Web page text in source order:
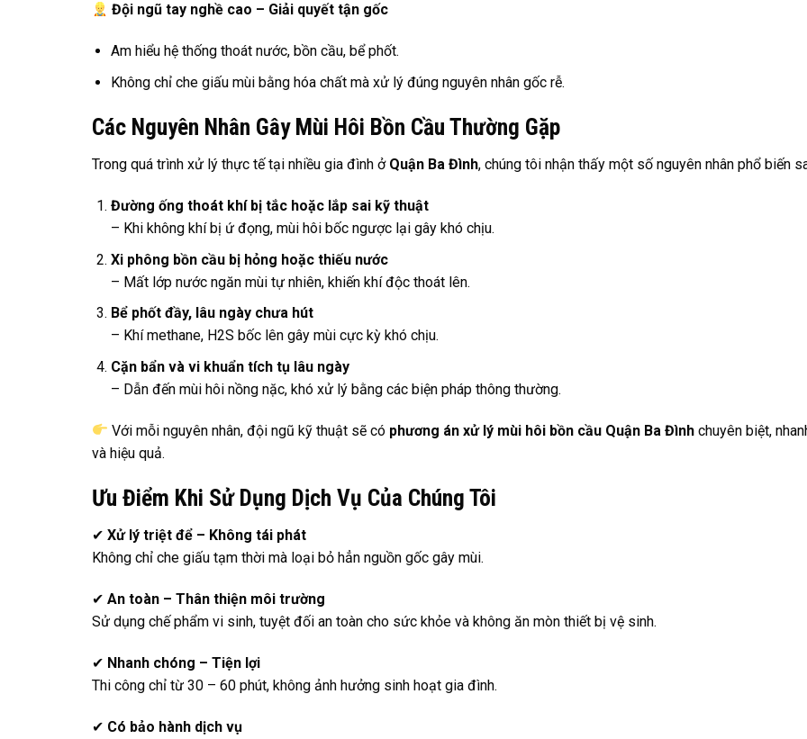
Đội ngũ tay nghề cao – Giải quyết tận gốc
Am hiểu hệ thống thoát nước, bồn cầu, bể phốt.
Không chỉ che giấu mùi bằng hóa chất mà xử lý đúng nguyên nhân gốc rễ.
Các Nguyên Nhân Gây Mùi Hôi Bồn Cầu Thường Gặp
Trong quá trình xử lý thực tế tại nhiều gia đình ở Quận Ba Đình, chúng tôi nhận thấy một số nguyên nhân phổ biến
Đường ống thoát khí bị tắc hoặc lắp sai kỹ thuật
– Khi không khí bị ứ đọng, mùi hôi bốc ngược lại gây khó chịu.
Xi phông bồn cầu bị hỏng hoặc thiếu nước
– Mất lớp nước ngăn mùi tự nhiên, khiến khí độc thoát lên.
Bể phốt đầy, lâu ngày chưa hút
– Khí methane, H2S bốc lên gây mùi cực kỳ khó chịu.
Cặn bẩn và vi khuẩn tích tụ lâu ngày
– Dẫn đến mùi hôi nồng nặc, khó xử lý bằng các biện pháp thông thường.
Với mỗi nguyên nhân, đội ngũ kỹ thuật sẽ có phương án xử lý mùi hôi bồn cầu Quận Ba Đình chuyên biệt,
và hiệu quả.
Ưu Điểm Khi Sử Dụng Dịch Vụ Của Chúng Tôi
✔ Xử lý triệt để – Không tái phát
Không chỉ che giấu tạm thời mà loại bỏ hẳn nguồn gốc gây mùi.
✔ An toàn – Thân thiện môi trường
Sử dụng chế phẩm vi sinh, tuyệt đối an toàn cho sức khỏe và không ăn mòn thiết bị vệ sinh.
✔ Nhanh chóng – Tiện lợi
Thi công chỉ từ 30 – 60 phút, không ảnh hưởng sinh hoạt gia đình.
✔ Có bảo hành dịch vụ